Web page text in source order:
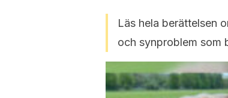
Läs hela berättelsen
och synproblem som